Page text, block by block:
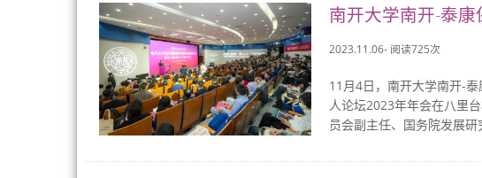
南开大学南开-泰
2023.11.06- 阅读725次
11月4日，南开大学南开-
人论坛2023年年会在八里
员会副主任、国务院发展